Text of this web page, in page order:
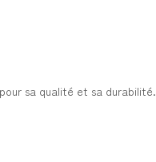
sa qualité et sa durabilité.